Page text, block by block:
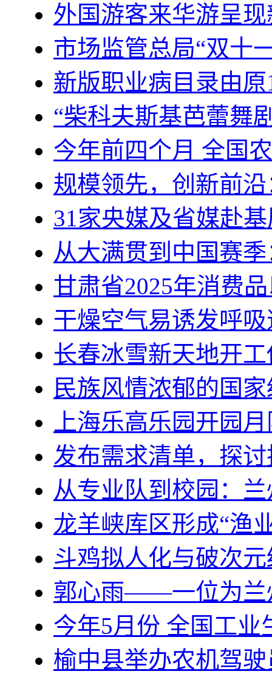
外国游客来华游呈
市场监管总局“双十
新版职业病目录由原
“柴科夫斯基芭蕾舞
今年前四个月 全国
规模领先，创新前
31家央媒及省媒赴
从大满贯到中国赛
甘肃省2025年消费
干燥空气易诱发呼
长春冰雪新天地开
民族风情浓郁的国
上海乐高乐园开园
发布需求清单，探
从专业队到校园：
龙羊峡库区形成“渔
斗鸡拟人化与破次
郭心雨——一位为兰
今年5月份 全国工业
榆中县举办农机驾